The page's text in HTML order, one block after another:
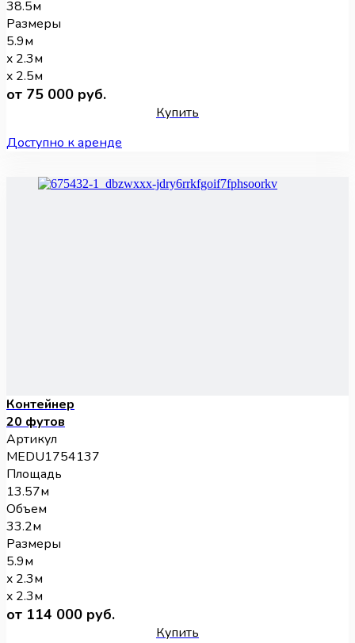
38.5м
Размеры
5.9м
x 2.3м
x 2.5м
от 75 000 руб.
Купить
Доступно к аренде
Контейнер
20 футов
Артикул
MEDU1754137
Площадь
13.57м
Объем
33.2м
Размеры
5.9м
x 2.3м
x 2.3м
от 114 000 руб.
Купить